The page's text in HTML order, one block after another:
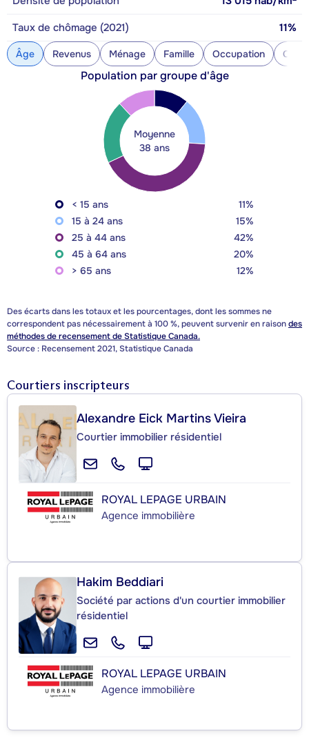
Taux de chômage (2021) 11%
Âge Revenus Ménage Famille Occupation
Population par groupe d'âge
Moyenne
38 ans
< 15 ans
11%
15 à 24 ans
15%
25 à 44 ans
42%
45 à 64 ans
20%
> 65 ans
12%
Des écarts dans les totaux et les pourcentages, dont les sommes ne
correspondent pas nécessairement à 100 %, peuvent survenir en raisondes
méthodes de recensement de Statistique Canada.
Source : Recensement 2021, Statistique Canada
Courtiers inscripteurs
Alexandre Eick Martins Vieira
Courtier immobilier résidentiel
ROYAL LEPAGE URBAIN
Agence immobilière
Hakim Beddiari
Société par actions d'un courtier immobilier
résidentiel
ROYAL LEPAGE URBAIN
Agence immobilière